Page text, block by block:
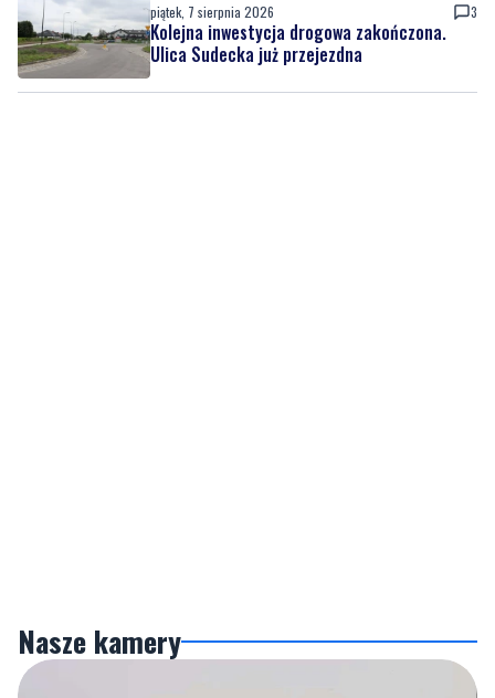
piątek, 7 sierpnia 2026 3
Kolejna inwestycja drogowa zakończona.
Ulica Sudecka już przejezdna
Nasze kamery